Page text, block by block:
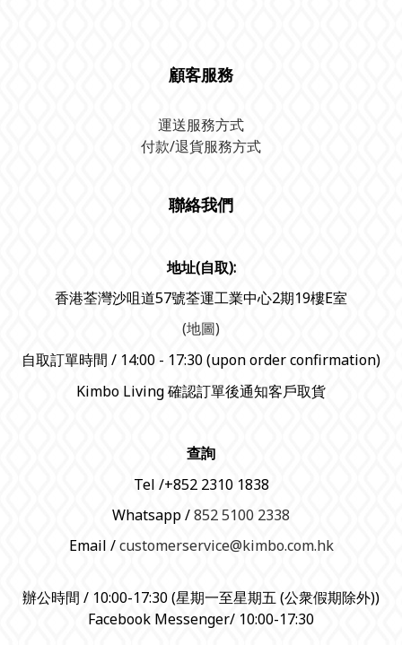
顧客服務
運送服務方式
付款/退貨服務方式
聯絡我們
地址(自取):
香港荃灣沙咀道57號荃運工業中心2期19樓E室
(地圖)
自取訂單時間 / 14:00 - 17:30 (upon order confirmation)
Kimbo Living 確認訂單後通知客戶取貨
查詢
Tel /+852 2310 1838
Whatsapp /852 5100 2338
Email /customerservice@kimbo.com.hk
辦公時間 / 10:00-17:30 (星期一至星期五 (公衆假期除外))
Facebook Messenger/ 10:00-17:30